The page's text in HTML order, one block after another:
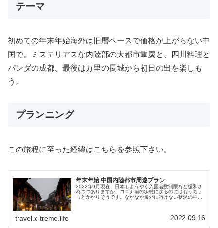
テーマ
初めての年末年始海外は旧暦ベースで価格が上がらない中
国で。ミステリアスな内陸部の大都市重慶と、四川料理と
パンダの成都、最後は万里の長城から初日の出を楽しも
う。
プランニング
この旅程に至った経緯はこちらを参照下さい。
年末年始 中国内陸都市周遊プラン
2022年9月現在、日本もようやく入国者数制限など緩和さ
れつつありますが、コロナ前の状態に戻るのにはもうちょ
っとかかりそうです。なかなか海外に行けない状況の中、
travel.x-treme.life 2022.09.16